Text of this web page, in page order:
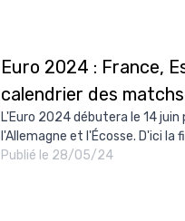
Euro 2024 : France,
calendrier des
L'Euro 2024 débutera le 14
l'Allemagne et l'Écosse. D'ici la
Publié le 28/05/24